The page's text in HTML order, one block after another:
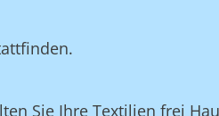
Sie Ihre Textilien frei